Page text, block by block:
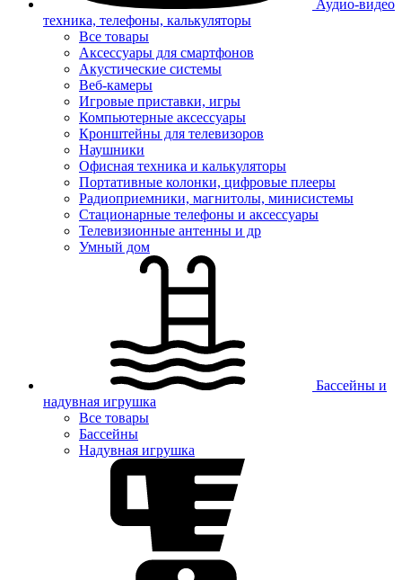
Аудио-видео
техника, телефоны, калькуляторы
Все товары
Аксессуары для смартфонов
Акустические системы
Веб-камеры
Игровые приставки, игры
Компьютерные аксессуары
Кронштейны для телевизоров
Наушники
Офисная техника и калькуляторы
Портативные колонки, цифровые плееры
Радиоприемники, магнитолы, минисистемы
Стационарные телефоны и аксессуары
Телевизионные антенны и др
Умный дом
Бассейны и
надувная игрушка
Все товары
Бассейны
Надувная игрушка